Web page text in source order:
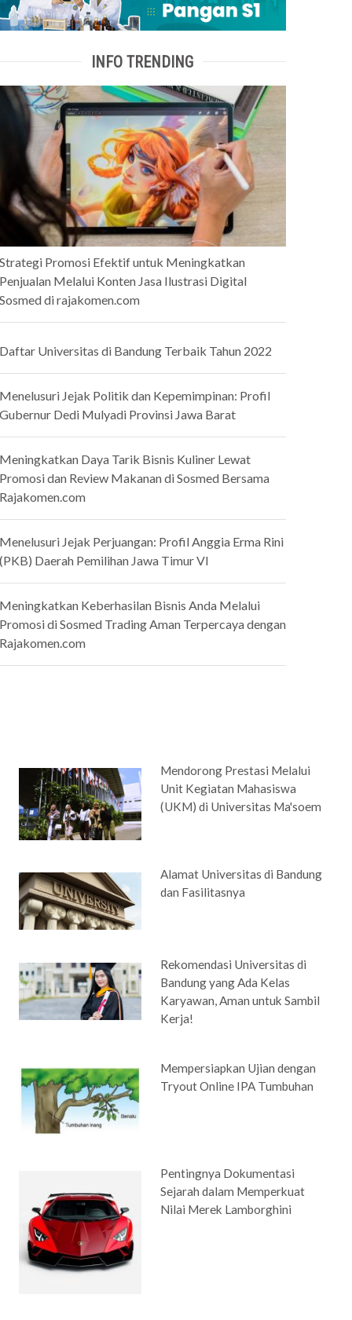
INFO TRENDING
Promosi Efektif untuk Meningkatkan
Melalui Konten Jasa Ilustrasi Digital
di rajakomen.com
Universitas di Bandung Terbaik Tahun 2022
Jejak Politik dan Kepemimpinan: Profil
Dedi Mulyadi Provinsi Jawa Barat
Daya Tarik Bisnis Kuliner Lewat
dan Review Makanan di Sosmed Bersama
Jejak Perjuangan: Profil Anggia Erma Rini
Daerah Pemilihan Jawa Timur VI
Keberhasilan Bisnis Anda Melalui
di Sosmed Trading Aman Terpercaya dengan
Mendorong Prestasi Melalui
Unit Kegiatan Mahasiswa
(UKM) di Universitas Ma'soem
Alamat Universitas di Bandung
dan Fasilitasnya
Rekomendasi Universitas di
Bandung yang Ada Kelas
Karyawan, Aman untuk Sambil
Kerja!
Mempersiapkan Ujian dengan
Tryout Online IPA Tumbuhan
Pentingnya Dokumentasi
Sejarah dalam Memperkuat
Nilai Merek Lamborghini